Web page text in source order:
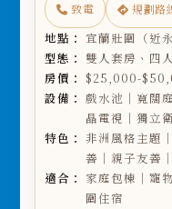
致電 規劃路
地點： 宜蘭壯圍（近
型態：
雙人套房、四
房價： $25,000-
設備： 戲水池｜寬闊
晶電視｜獨立
特色： 非洲風格主題
善｜親子友善
適合： 家庭包棟｜寵
圍住宿